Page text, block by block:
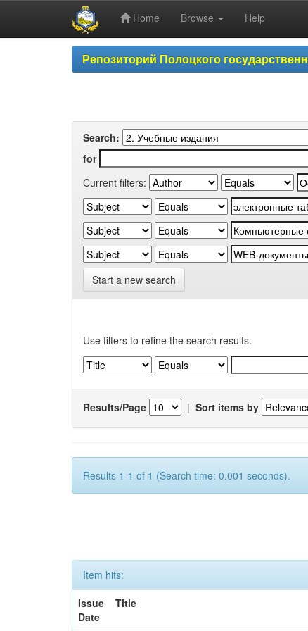
Home Browse Help
Репозиторий Полоцкого
Search:
for
Current filters:
Start a new search
Use filters to refine the search results.
Results/Page | Sort items by
Results 1-1 of 1 (Search time: 0.001 seconds).
Item hits:
Issue
Date
Title